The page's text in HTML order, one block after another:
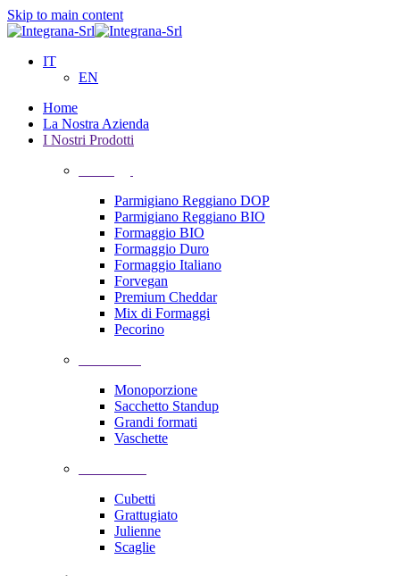
Skip to main content
IT
EN
Home
La Nostra Azienda
I Nostri Prodotti
Parmigiano Reggiano DOP
Parmigiano Reggiano BIO
Formaggio BIO
Formaggio Duro
Formaggio Italiano
Forvegan
Premium Cheddar
Mix di Formaggi
Pecorino
Monoporzione
Sacchetto Standup
Grandi formati
Vaschette
Cubetti
Grattugiato
Julienne
Scaglie